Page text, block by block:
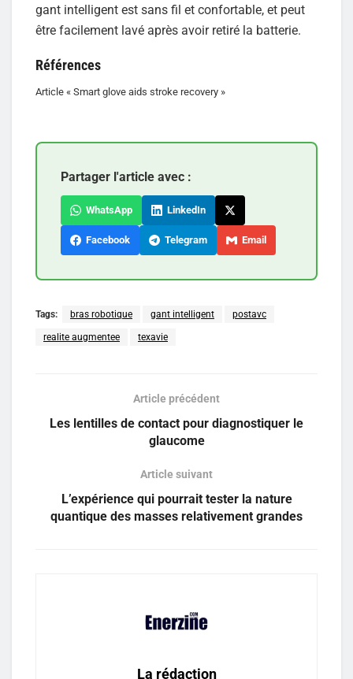
gant intelligent est sans fil et confortable, et peut
être facilement lavé après avoir retiré la batterie.
Références
Article « Smart glove aids stroke recovery »
Partager l'article avec :
WhatsApp LinkedIn
Facebook Telegram Email
Tags: bras robotique gant intelligent postavc
realite augmentee texavie
Article précédent
Les lentilles de contact pour diagnostiquer le
glaucome
Article suivant
L’expérience qui pourrait tester la nature
quantique des masses relativement grandes
La rédaction